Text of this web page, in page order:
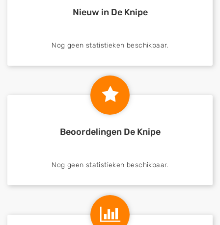
Nieuw in De Knipe
Nog geen statistieken beschikbaar.
Beoordelingen De Knipe
Nog geen statistieken beschikbaar.